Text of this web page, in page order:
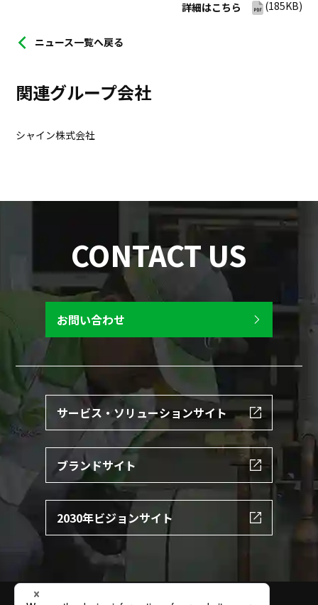
詳細はこちら (185KB)
ニュース一覧へ戻る
関連グループ会社
シャイン株式会社
CONTACT US
お問い合わせ
サービス・ソリューションサイト
ブランドサイト
2030年ビジョンサイト